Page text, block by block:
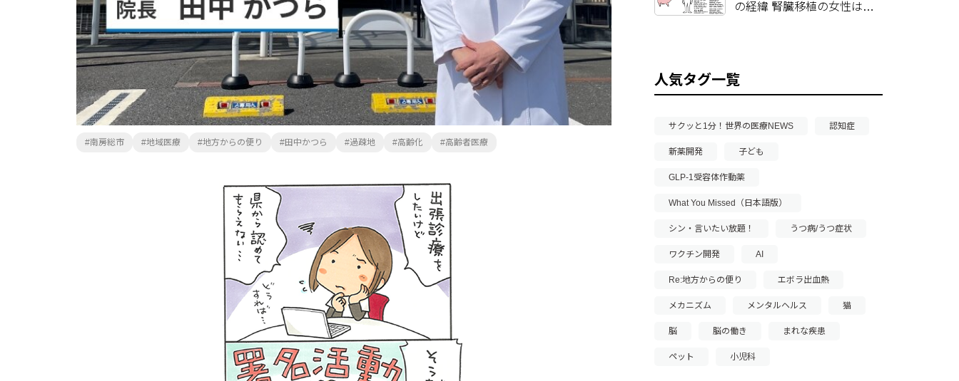
南房総市 地域医療 地方からの便り 田中かつら 過疎地 高齢化 高齢者医療
の経緯 腎臓移植の女性は最
人気タグ一覧
サクッと1分！世界の医療NEWS 認知症
新薬開発 子ども
GLP-1受容体作動薬
What You Missed（日本語版）
シン・言いたい放題！ うつ病/うつ症状
ワクチン開発 AI
Re:地方からの便り エボラ出血熱
メカニズム メンタルヘルス 猫
脳 脳の働き まれな疾患
ペット 小児科